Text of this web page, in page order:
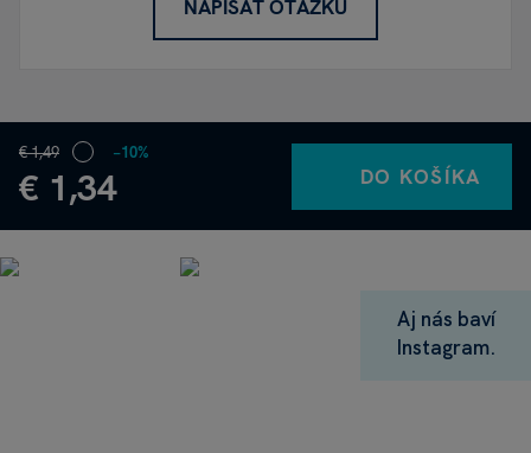
NAPÍSAŤ OTÁZKU
€ 1,49
€ 1,34
−10%
DO KOŠÍKA
Aj nás baví
Instagram.